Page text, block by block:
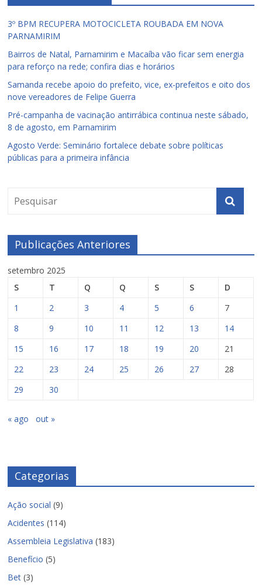
3º BPM RECUPERA MOTOCICLETA ROUBADA EM NOVA
PARNAMIRIM
Bairros de Natal, Parnamirim e Macaíba vão ficar sem energia
para reforço na rede; confira dias e horários
Samanda recebe apoio do prefeito, vice, ex-prefeitos e oito dos
nove vereadores de Felipe Guerra
Pré-campanha de vacinação antirrábica continua neste sábado,
8 de agosto, em Parnamirim
Agosto Verde: Seminário fortalece debate sobre políticas
públicas para a primeira infância
Publicações Anteriores
setembro 2025
S
T Q Q S S
D
1
2 3 4 5 6
7
8
9 10 11 12 13
14
15
16 17 18 19 20
21
22
23 24 25 26 27
28
29
30
« ago out »
Categorias
Ação social (9)
Acidentes (114)
Assembleia Legislativa (183)
Benefício (5)
Bet (3)